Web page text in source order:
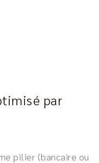
par
pilier (bancaire ou